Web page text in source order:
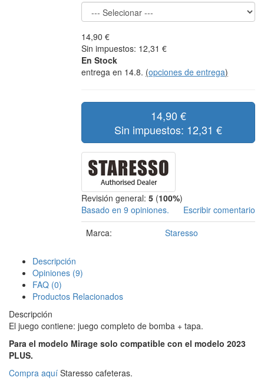
14,90 €
Sin impuestos: 12,31 €
En Stock
entrega en 14.8. (opciones de entrega)
14,90 €
Sin impuestos: 12,31 €
Revisión general: 5 (100%)
Basado en 9 opiniones.
Escribir comentario
Marca:
Staresso
Descripción
Opiniones (9)
FAQ (0)
Productos Relacionados
Descripción
El juego contiene: juego completo de bomba + tapa.
Para el modelo Mirage solo compatible con el modelo 2023
PLUS.
Compra aquí Staresso cafeteras.